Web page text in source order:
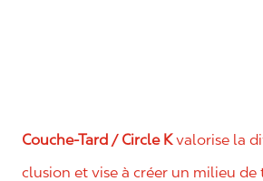
Couche-Tard / Circle Kvalorise la
clusion et vise à créer un milieu de